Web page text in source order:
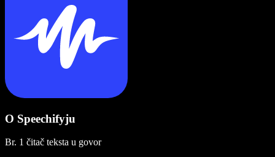
O Speechifyju
Br. 1 čitač teksta u govor